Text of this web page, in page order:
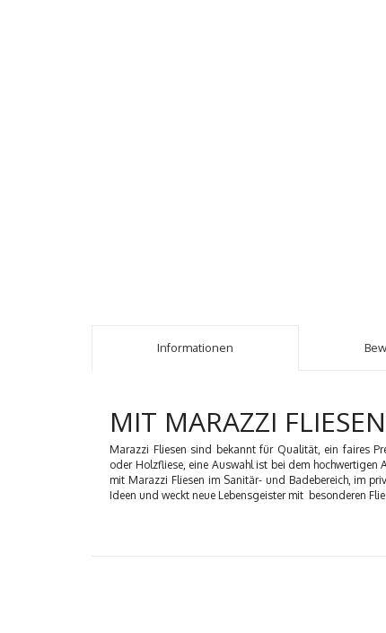
Informationen
MIT MARAZZI
Marazzi Fliesen sind bekannt für Qualität, ein faires
oder Holzfliese, eine Auswahl ist bei dem
mit Marazzi Fliesen im Sanitär- und Badebereich, im
Ideen und weckt neue Lebensgeister mit besonderen